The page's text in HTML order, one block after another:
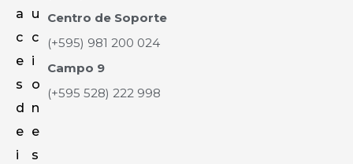
a
c
e
s
d
e
i
u
c
i
o
n
e
s
Centro de Soporte
(+595) 981 200 024
Campo 9
(+595 528) 222 998